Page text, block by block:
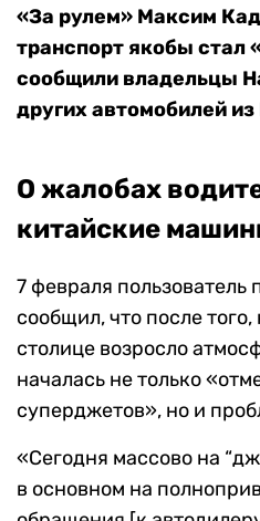
«За рулем» Максим
транспорт якобы стал
сообщили владельцы
других автомобилей
О жалобах
китайские
7 февраля пользователь
сообщил, что после
столице возросло
началась не только
суперджетов», но и
«Сегодня массово на
в основном на